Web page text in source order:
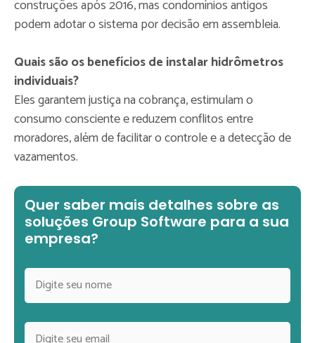
construções após 2016, mas condomínios antigos
podem adotar o sistema por decisão em assembleia.
Quais são os benefícios de instalar hidrômetros
individuais?
Eles garantem justiça na cobrança, estimulam o
consumo consciente e reduzem conflitos entre
moradores, além de facilitar o controle e a detecção de
vazamentos.
Quer saber mais detalhes sobre as
soluções Group Software para a sua
empresa?